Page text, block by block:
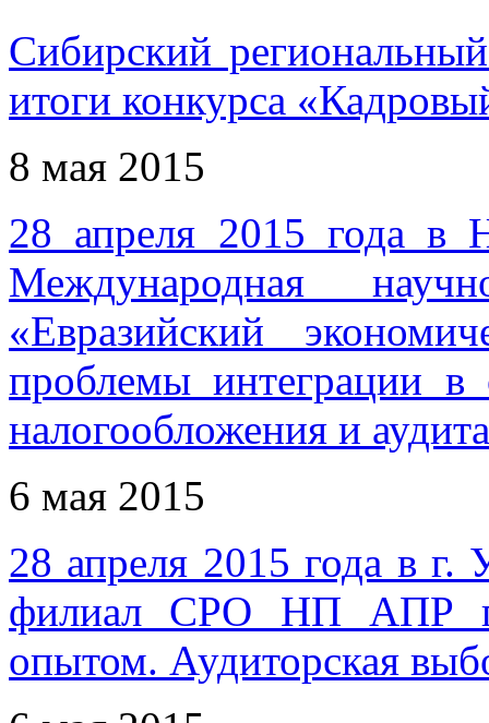
Сибирский
итоги конкурса
8 мая 2015
28 апреля 2015 года в
Международная
«Евразийский
проблемы интеграции в
налогообложения и
6 мая 2015
28 апреля 2015 года в
филиал СРО НП АПР
опытом. Аудиторская